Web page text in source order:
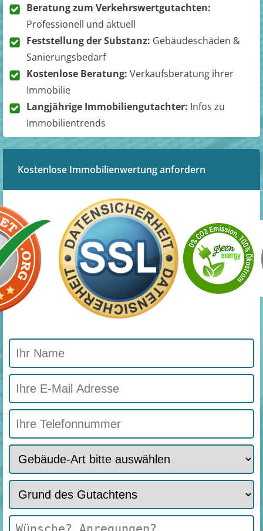
Beratung zum Verkehrswertgutachten:
Professionell und aktuell
Feststellung der Substanz: Gebäudeschäden &
Sanierungsbedarf
Kostenlose Beratung: Verkaufsberatung ihrer
Immobilie
Langjährige Immobiliengutachter: Infos zu
Immobilientrends
Kostenlose Immobilienwertung anfordern